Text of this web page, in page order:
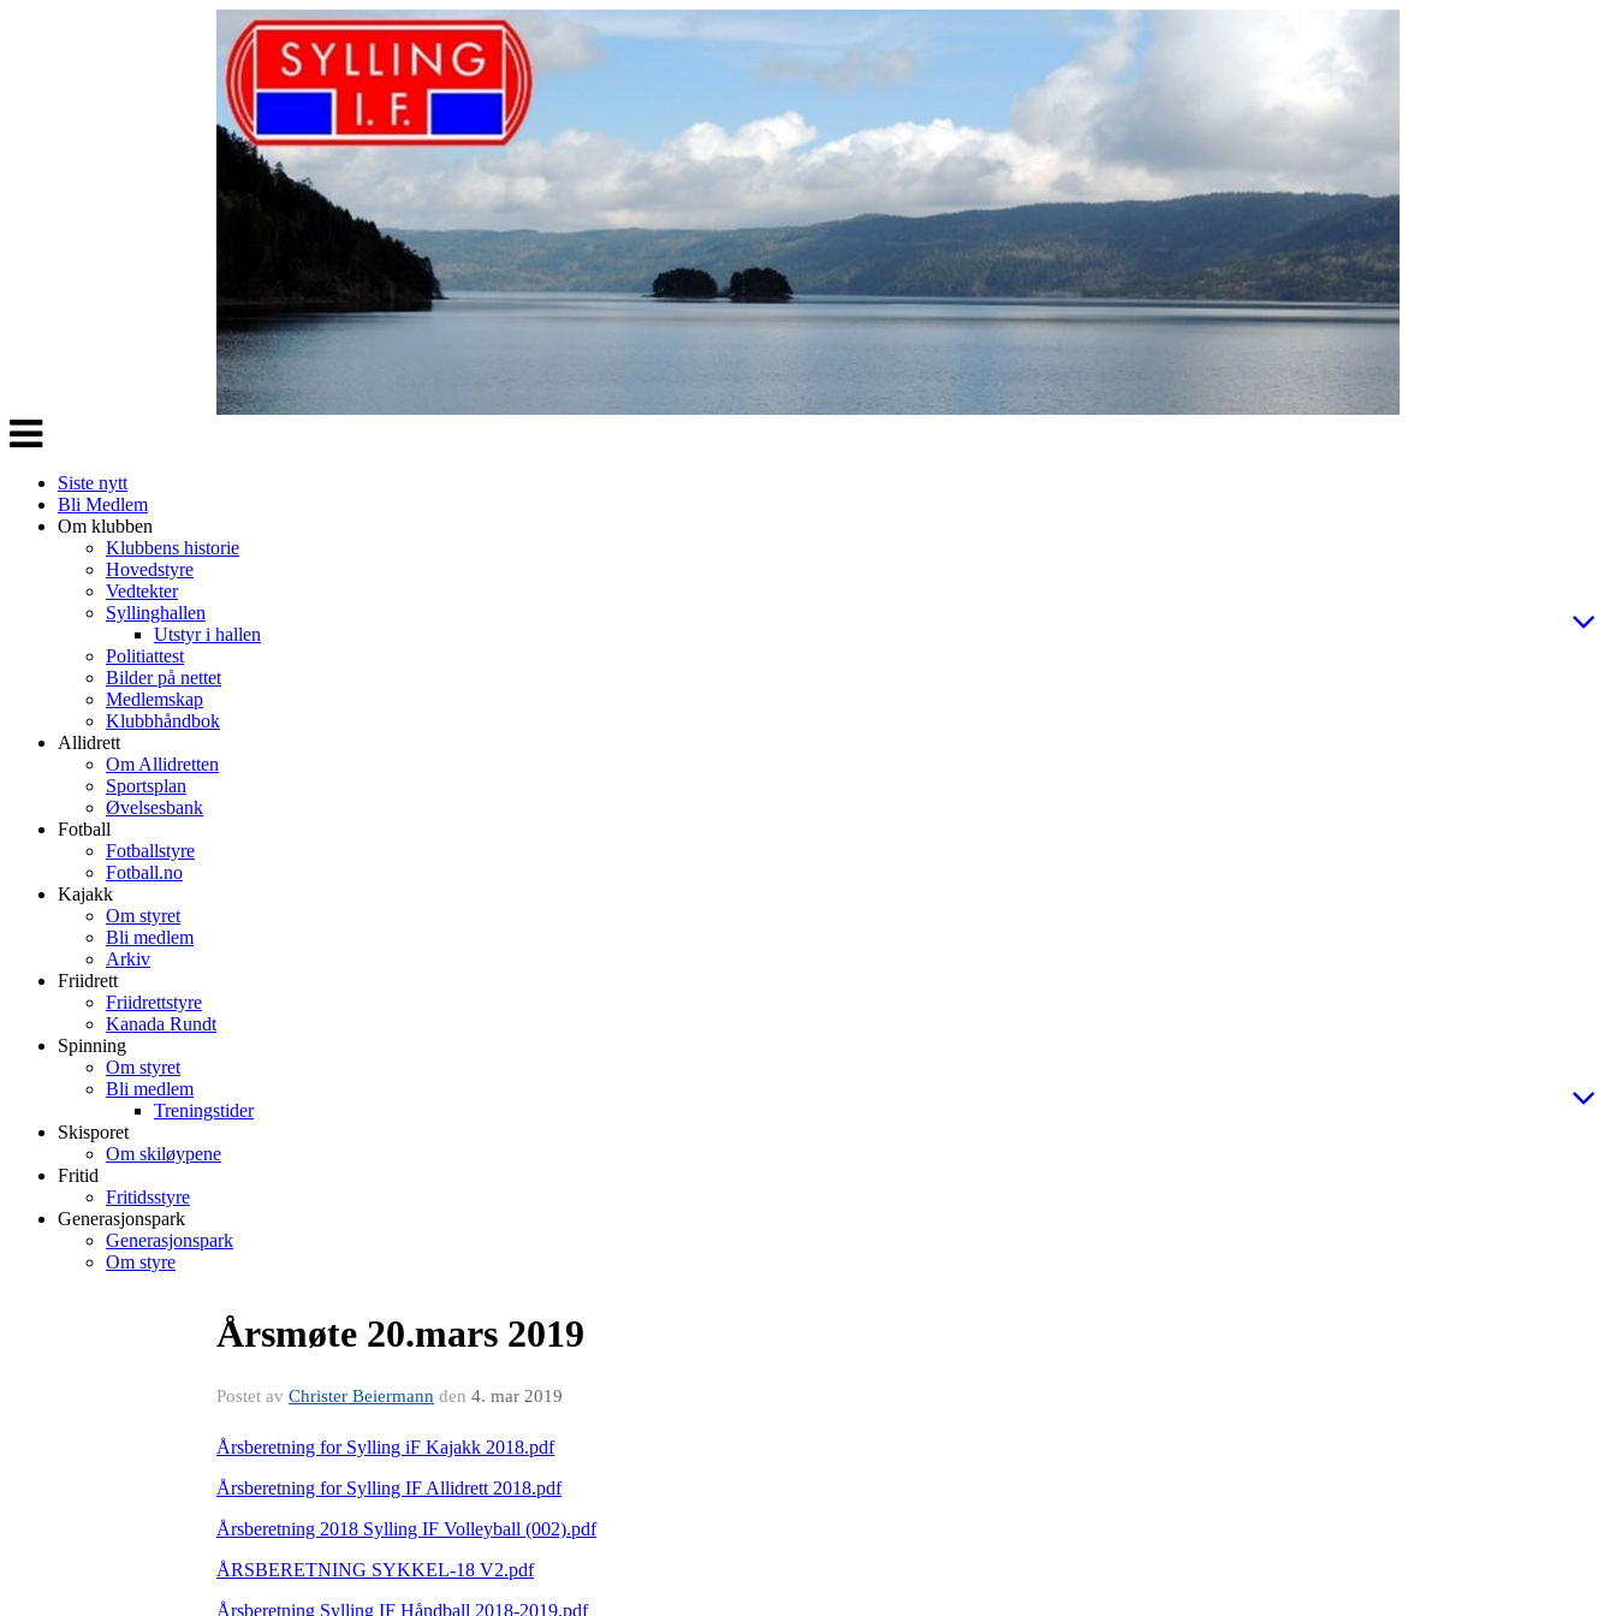
Veksle
navigasjon
Siste nytt
Bli Medlem
Om klubben
Klubbens historie
Hovedstyre
Vedtekter
Syllinghallen
Utstyr i hallen
Politiattest
Bilder på nettet
Medlemskap
Klubbhåndbok
Allidrett
Om Allidretten
Sportsplan
Øvelsesbank
Fotball
Fotballstyre
Fotball.no
Kajakk
Om styret
Bli medlem
Arkiv
Friidrett
Friidrettstyre
Kanada Rundt
Spinning
Om styret
Bli medlem
Treningstider
Skisporet
Om skiløypene
Fritid
Fritidsstyre
Generasjonspark
Generasjonspark
Om styre
Årsmøte 20.mars 2019
Postet av Christer Beiermann den 4. mar 2019
Årsberetning for Sylling iF Kajakk 2018.pdf
Årsberetning for Sylling IF Allidrett 2018.pdf
Årsberetning 2018 Sylling IF Volleyball (002).pdf
ÅRSBERETNING SYKKEL-18 V2.pdf
Årsberetning Sylling IF Håndball 2018-2019.pdf